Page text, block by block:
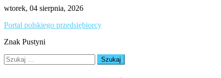
Skip
content
wtorek, 04 sierpnia, 2026
Portal polskiego przedsiębiorcy
Znak Pustyni
Szukaj: